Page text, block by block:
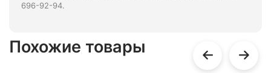
696-92-94.
Похожие товары